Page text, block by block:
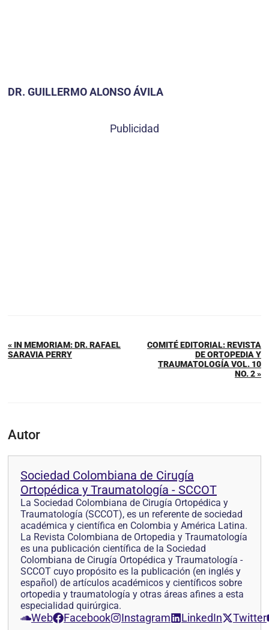
DR. GUILLERMO ALONSO ÁVILA
Publicidad
« IN MEMORIAM: DR. RAFAEL
SARAVIA PERRY
COMITÉ EDITORIAL: REVISTA
DE ORTOPEDIA Y
TRAUMATOLOGÍA VOL. 10
NO. 2 »
Autor
Sociedad Colombiana de Cirugía
Ortopédica y Traumatología - SCCOT
La Sociedad Colombiana de Cirugía Ortopédica y
Traumatología (SCCOT), es un referente de sociedad
académica y científica en Colombia y América Latina.
La Revista Colombiana de Ortopedia y Traumatología
es una publicación científica de la Sociedad
Colombiana de Cirugía Ortopédica y Traumatología -
SCCOT cuyo propósito es la publicación (en inglés y
español) de artículos académicos y científicos sobre
ortopedia y traumatología y otras áreas afines a esta
especialidad quirúrgica.
Web Facebook Instagram LinkedIn Twitter